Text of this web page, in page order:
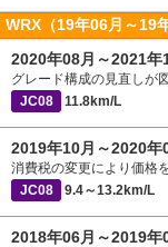
WRX（19年06月～19
2020年08月～2021年
グレード構成の見直しが
JC08
11.8km/L
2019年10月～2020年
消費税の変更により価格
JC08
9.4～13.2km/L
2018年06月～2019年